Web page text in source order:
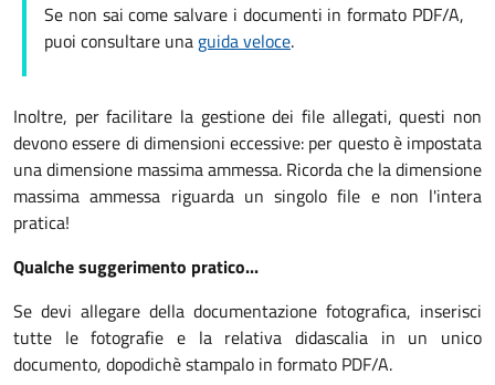
Se non sai come salvare i documenti in formato PDF/A,
puoi consultare una guida veloce.
Inoltre, per facilitare la gestione dei file allegati, questi non
devono essere di dimensioni eccessive: per questo è impostata
una dimensione massima ammessa. Ricorda che la dimensione
massima ammessa riguarda un singolo file e non l'intera
pratica!
Qualche suggerimento pratico...
Se devi allegare della documentazione fotografica, inserisci
tutte le fotografie e la relativa didascalia in un unico
documento, dopodichè stampalo in formato PDF/A.